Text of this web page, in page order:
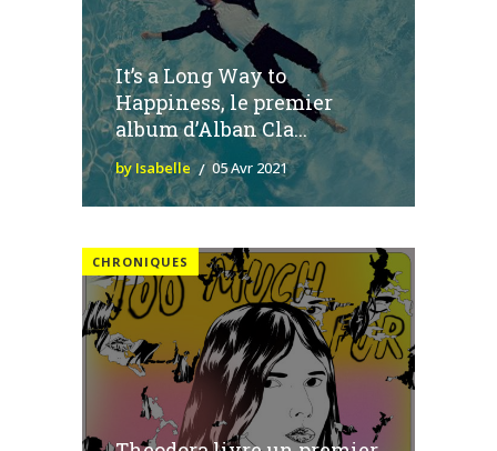
It’s a Long Way to
Happiness, le premier
album d’Alban Cla...
by Isabelle 05 Avr 2021
CHRONIQUES